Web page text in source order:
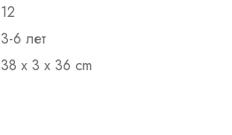
12
3-6 лет
38 x 3 x 36 cm